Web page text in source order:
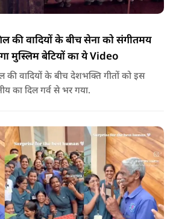
की वादियों के बीच सेना को संगीतमय
मुस्लिम बेटियों का ये Video
की वादियों के बीच देशभक्ति गीतों को इस
का दिल गर्व से भर गया.